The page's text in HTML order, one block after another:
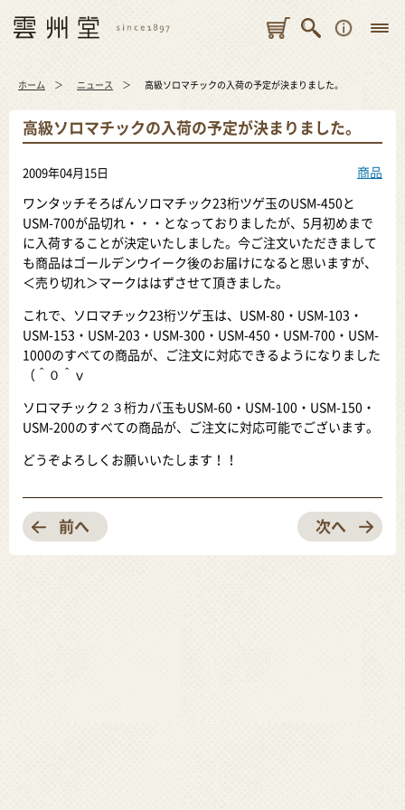
ホーム ニュース 高級ソロマチックの入荷の予定が決まりました。
高級ソロマチックの入荷の予定が決まりました。
2009年04月15日 商品
ワンタッチそろばんソロマチック23桁ツゲ玉のUSM-450と
USM-700が品切れ・・・となっておりましたが、5月初めまで
に入荷することが決定いたしました。今ご注文いただきまして
も商品はゴールデンウイーク後のお届けになると思いますが、
＜売り切れ＞マークははずさせて頂きました。
これで、ソロマチック23桁ツゲ玉は、USM-80・USM-103・
USM-153・USM-203・USM-300・USM-450・USM-700・USM-
1000のすべての商品が、ご注文に対応できるようになりました
（＾０＾ｖ
ソロマチック２３桁カバ玉もUSM-60・USM-100・USM-150・
USM-200のすべての商品が、ご注文に対応可能でございます。
どうぞよろしくお願いいたします！！
前へ 次へ